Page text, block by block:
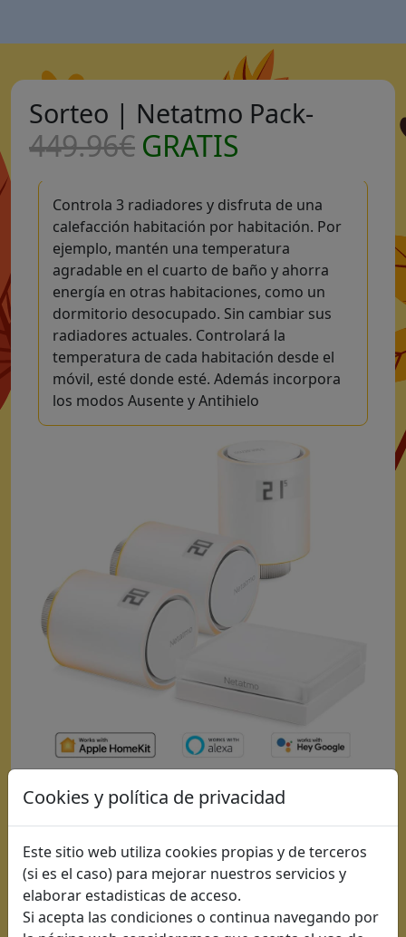
Sorteo | Netatmo Pack-
449.96€ GRATIS
Controla 3 radiadores y disfruta de una
calefacción habitación por habitación. Por
ejemplo, mantén una temperatura
agradable en el cuarto de baño y ahorra
energía en otras habitaciones, como un
dormitorio desocupado. Sin cambiar sus
radiadores actuales. Controlará la
temperatura de cada habitación desde el
móvil, esté donde esté. Además incorpora
los modos Ausente y Antihielo
Inscripción gratuita
Hombre
Cookies y política de privacidad
Este sitio web utiliza cookies propias y de terceros
(si es el caso) para mejorar nuestros servicios y
elaborar estadisticas de acceso.
Si acepta las condiciones o continua navegando por